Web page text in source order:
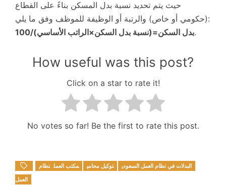
حيث يتم تحديد نسبة بدل المسكن بناءً على القطاع
(حكومي أو خاص) والرتبة أو الوظيفة للموظف وفق ما يلي:
بدل السكن=(نسبة بدل السكن×الراتب الأساسي)/100.
How useful was this post?
Click on a star to rate it!
No votes so far! Be the first to rate this post.
البدلات في نظام العمل السعودي توكيل محامي مكتب العمل نظام
العمل